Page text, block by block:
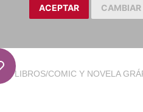
ACEPTAR CAMBIAR
LIBROS/COMIC Y NOVELA